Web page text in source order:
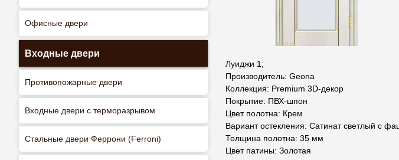
Офисные двери
Входные двери
Противопожарные двери
Входные двери с терморазрывом
Стальные двери Феррони (Ferroni)
Луиджи 1;
Производитель: Geona
Коллекция: Premium 3D-декор
Покрытие: ПВХ-шпон
Цвет полотна: Крем
Вариант остекления: Сатинат светлый с
Толщина полотна: 35 мм
Цвет патины: Золотая